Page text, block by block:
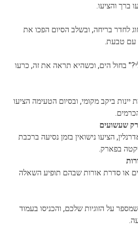
ברך והציעו.
לחדר בריחה, ובשלב הסיום הפכו את
עם טבעת.
בחול הים, וכשהיא תראה את זה, כרעו
ביקב מקומי, ובסיום הטעימה הציעו
שעשועים
הציעו נישואין בזמן נסיעה ברכבת
בפארק.
או סדרת אורות שבהם תופיע השאלה
על הזוגיות שלכם, והכניסו בעמוד